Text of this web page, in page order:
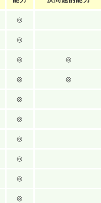
◎
◎
◎ ◎
◎ ◎
◎
◎
◎
◎
◎
◎